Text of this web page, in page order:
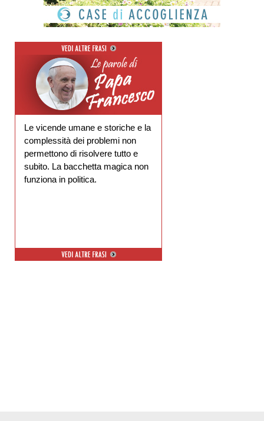
Le vicende umane e storiche e la
complessità dei problemi non
permettono di risolvere tutto e
subito. La bacchetta magica non
funziona in politica.